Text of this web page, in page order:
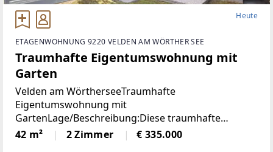
Heute
ETAGENWOHNUNG 9220 VELDEN AM WÖRTHER SEE
Traumhafte Eigentumswohnung mit
Garten
Velden am WörtherseeTraumhafte
Eigentumswohnung mit
GartenLage/Beschreibung:Diese traumhafte
Gartenwohnung liegt nur 800 Meter vom Zentrum
Veldens entfernt und bietet eine perfekte
42 m² 2 Zimmer € 335.000